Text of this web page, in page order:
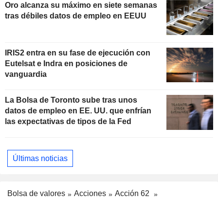
Oro alcanza su máximo en siete semanas
tras débiles datos de empleo en EEUU
IRIS2 entra en su fase de ejecución con
Eutelsat e Indra en posiciones de
vanguardia
La Bolsa de Toronto sube tras unos
datos de empleo en EE. UU. que enfrían
las expectativas de tipos de la Fed
Últimas noticias
Bolsa de valores Acciones
Acción 62